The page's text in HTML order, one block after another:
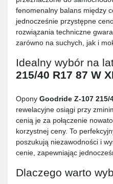
fenomenalny balans między
jednocześnie przystępne
rozwiązania techniczne
zarówno na suchych, jak i
Idealny wybór na
215/40 R17 87 W
Opony Goodride Z-107 215/
rewelacyjne osiągi przy
cenią je za połączenie
korzystnej ceny. To
poszukują niezawodności i
cenie, zapewniając
Dlaczego warto